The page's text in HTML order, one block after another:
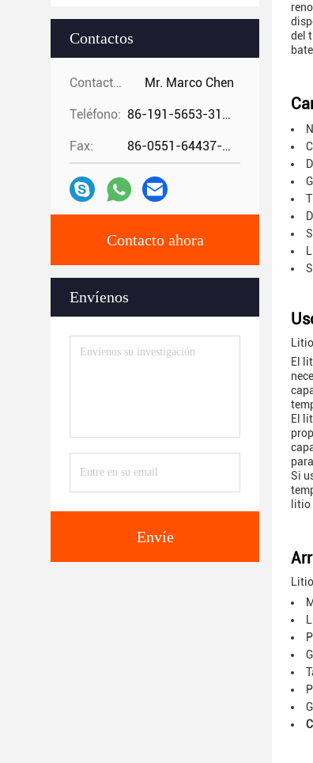
Contactos
Contactos: Mr. Marco Chen
Teléfono: 86-191-5653-3194
Fax: 86-0551-64437-729
Contacto ahora
Envíenos
Envíe
del
El
El
Si